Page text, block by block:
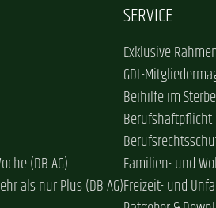
(DB AG)
als nur Plus (DB AG)
SERVICE
Exklusive
GDL-
Beihilfe im
Berufshaftpflicht
Familien- und
Freizeit- und